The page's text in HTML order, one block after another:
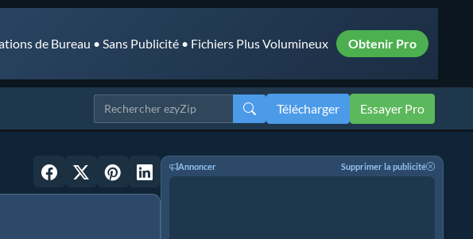
de Bureau • Sans Publicité • Fichiers Plus Volumineux Obtenir Pro
Télécharger Essayer Pro
Annoncer Supprimer la publicité